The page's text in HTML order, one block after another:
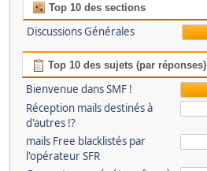
Top 10 des sections
Discussions Générales
Top 10 des sujets (par réponses)
Bienvenue dans SMF !
Réception mails destinés à
d'autres !?
mails Free blacklistés par
l'opérateur SFR